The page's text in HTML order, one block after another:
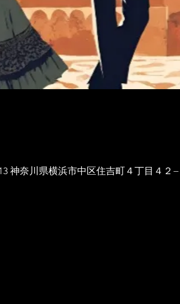
奈川県横浜市中区住吉町４丁目４２−